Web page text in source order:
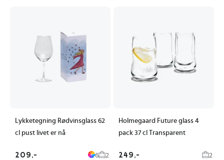
Lykketegning Rødvinsglass 62
cl pust livet er nå
209,- 6 2
Holmegaard Future glass 4
pack 37 cl Transparent
249,- 2